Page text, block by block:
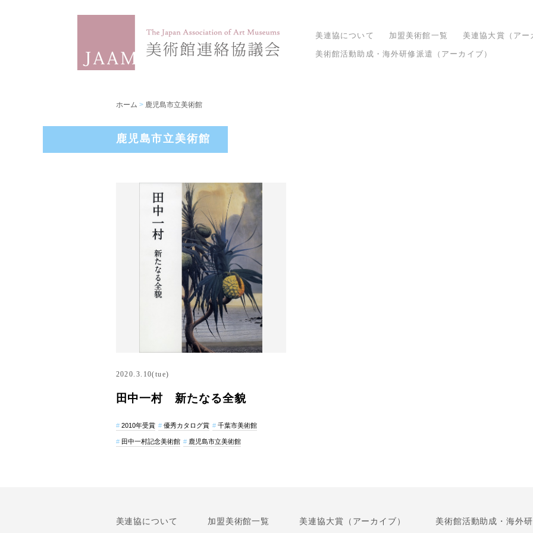
美連協について 加盟美術館一覧 美連協大賞（アー
美術館活動助成・海外研修派遣（アーカイブ）
ホーム > 鹿児島市立美術館
鹿児島市立美術館
2020.3.10(tue)
田中一村 新たなる全貌
2010年受賞 優秀カタログ賞 千葉市美術館
田中一村記念美術館 鹿児島市立美術館
美連協について 加盟美術館一覧 美連協大賞（アーカイブ） 美術館活動助成・海外